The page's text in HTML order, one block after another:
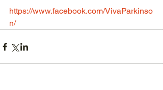
https://www.facebook.com/VivaParkinso
n/